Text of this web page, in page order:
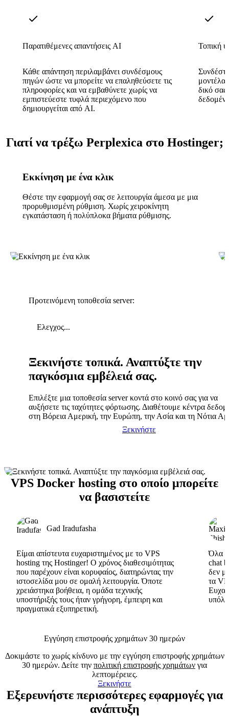
Παρατιθέμενες απαντήσεις AI
Κάθε απάντηση περιλαμβάνει συνδέσμους
πηγών ώστε να μπορείτε να επαληθεύσετε τις
πληροφορίες και να εμβαθύνετε χωρίς να
εμπιστεύεστε τυφλά περιεχόμενο που
δημιουργείται από AI.
Τοπική
μοντέλα
δικό σας
Γιατί να τρέξω Perplexica στο Hostinger;
Εκκίνηση με ένα κλικ
Θέστε την εφαρμογή σας σε λειτουργία άμεσα με μια
προρυθμισμένη ρύθμιση. Χωρίς χειροκίνητη
εγκατάσταση ή πολύπλοκα βήματα ρύθμισης.
Προτεινόμενη τοποθεσία server:
Ελεγχος...
Ξεκινήστε τοπικά. Αναπτύξτε την
παγκόσμια εμβέλειά σας.
Επιλέξτε μια τοποθεσία server κοντά στο κοινό σας για να
αυξήσετε τις ταχύτητες φόρτωσης. Διαθέτουμε κέντρα
στη Βόρεια Αμερική, την Ευρώπη, την Ασία και τη Νότια
Ξεκινήστε
VPS Docker hosting στο οποίο μπορείτε
να βασιστείτε
Gad Iradufasha
Είμαι απίστευτα ευχαριστημένος με το VPS
hosting της Hostinger! Ο χρόνος διαθεσιμότητας
που παρέχουν είναι κορυφαίος, διατηρώντας την
ιστοσελίδα μου σε ομαλή λειτουργία. Όποτε
χρειάστηκα βοήθεια, η ομάδα τεχνικής
υποστήριξής τους ήταν γρήγορη, έμπειρη και
πραγματικά εξυπηρετική.
Όλα
chat
δεν
τα
Εγγύηση επιστροφής χρημάτων 30 ημερών
Δοκιμάστε το χωρίς κίνδυνο με την εγγύηση επιστροφής χρημάτων
30 ημερών. Δείτε την πολιτική επιστροφής χρημάτων για
λεπτομέρειες.
Ξεκινήστε
Εξερευνήστε περισσότερες εφαρμογές για
ανάπτυξη